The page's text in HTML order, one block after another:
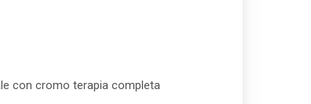
con cromo terapia completa